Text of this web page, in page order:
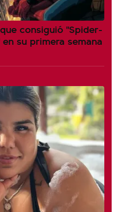
consiguió "Spider-
en su primera semana